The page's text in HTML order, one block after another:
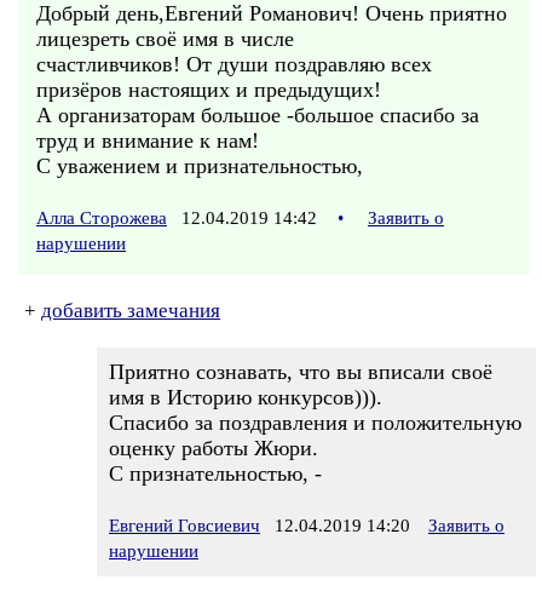
Добрый день,Евгений Романович! Очень приятно
лицезреть своё имя в числе
счастливчиков! От души поздравляю всех
призёров настоящих и предыдущих!
А организаторам большое -большое спасибо за
труд и внимание к нам!
С уважением и признательностью,
Алла Сторожева 12.04.2019 14:42 •
Заявить о
нарушении
+ добавить замечания
Приятно сознавать, что вы вписали своё
имя в Историю конкурсов))).
Спасибо за поздравления и положительную
оценку работы Жюри.
С признательностью, -
Евгений Говсиевич 12.04.2019 14:20
Заявить о
нарушении